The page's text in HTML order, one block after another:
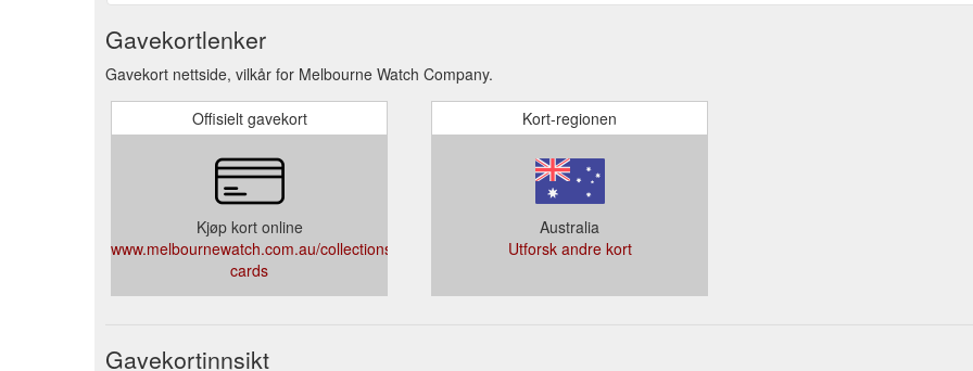
Gavekortlenker
Gavekort nettside, vilkår for Melbourne Watch Company.
Offisielt gavekort
Kjøp kort online
www.melbournewatch.com.au/collections/gift-
cards
Kort-regionen
Australia
Utforsk andre kort
Gavekortinnsikt